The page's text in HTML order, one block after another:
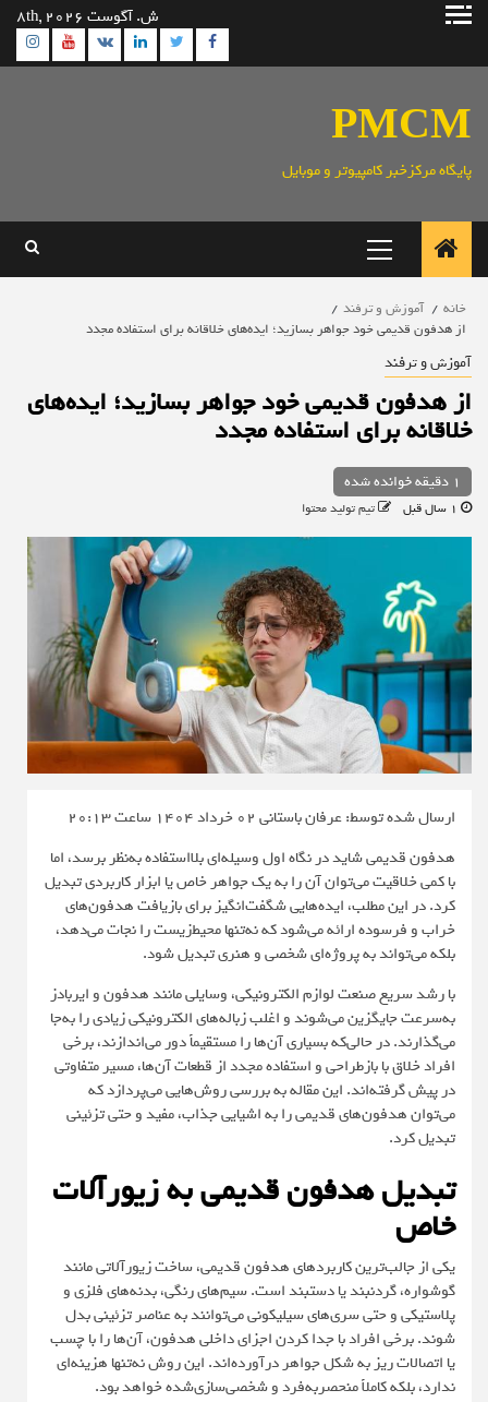
پرش
ش. آگوست 8th, 2026
Facebook
Twitter
Linkedin
VK
PMCM
پایگاه مرکزخبر کامپیوتر و موبایل
اصلی
خانه
آموزش و ترفند
از هدفون قدیمی خود جواهر بسازید؛ ایده‌های خلاقانه برای استفاده مجدد
آموزش و ترفند
از هدفون قدیمی خود جواهر بسازید؛ ایده‌های
خلاقانه برای استفاده مجدد
1 دقیقه خوانده شده
تیم تولید محتوا
ارسال شده توسط: عرفان باستانی 02 خرداد 1404 ساعت 20:13
هدفون قدیمی شاید در نگاه اول وسیله‌ای بلااستفاده به‌نظر برسد، اما
با کمی خلاقیت می‌توان آن را به یک جواهر خاص یا ابزار کاربردی تبدیل
کرد. در این مطلب، ایده‌هایی شگفت‌انگیز برای بازیافت هدفون‌های
خراب و فرسوده ارائه می‌شود که نه‌تنها محیط‌زیست را نجات می‌دهد،
بلکه می‌تواند به پروژه‌ای شخصی و هنری تبدیل شود.
با رشد سریع صنعت لوازم الکترونیکی، وسایلی مانند هدفون‌ و ایربادز
به‌سرعت جایگزین می‌شوند و اغلب زباله‌های الکترونیکی زیادی را به‌جا
می‌گذارند. در حالی‌که بسیاری آن‌ها را مستقیماً دور می‌اندازند، برخی
افراد خلاق با بازطراحی و استفاده مجدد از قطعات آن‌ها، مسیر متفاوتی
در پیش گرفته‌اند. این مقاله به بررسی روش‌هایی می‌پردازد که
می‌توان هدفون‌های قدیمی را به اشیایی جذاب، مفید و حتی تزئینی
تبدیل کرد.
تبدیل هدفون قدیمی به زیورآلات
خاص
یکی از جالب‌ترین کاربردهای هدفون قدیمی، ساخت زیورآلاتی مانند
گوشواره، گردنبند یا دستبند است. سیم‌های رنگی، بدنه‌های فلزی و
پلاستیکی و حتی سری‌های سیلیکونی می‌توانند به عناصر تزئینی بدل
شوند. برخی افراد با جدا کردن اجزای داخلی هدفون، آن‌ها را با چسب
یا اتصالات ریز به شکل جواهر درآورده‌اند. این روش نه‌تنها هزینه‌ای
ندارد، بلکه کاملاً منحصربه‌فرد و شخصی‌سازی‌شده خواهد بود.